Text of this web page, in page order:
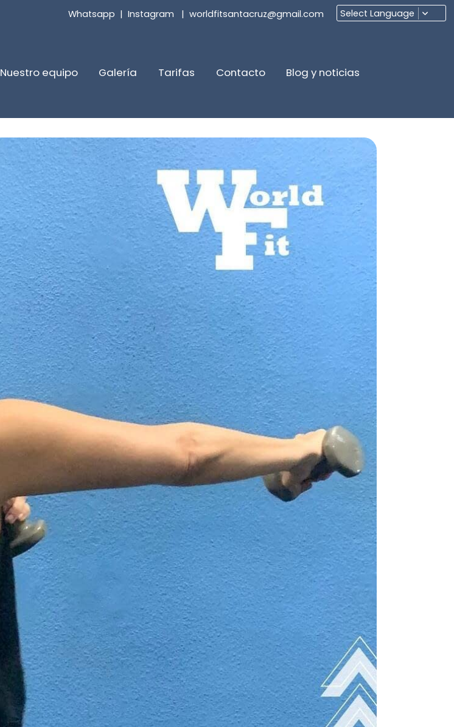
Whatsapp | Instagram | worldfitsantacruz@gmail.com Select Language
Nuestro equipo Galería Tarifas Contacto Blog y noticias